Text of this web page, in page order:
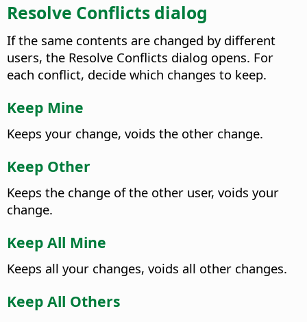
Resolve Conflicts dialog
If the same contents are changed by different
users, the Resolve Conflicts dialog opens. For
each conflict, decide which changes to keep.
Keep Mine
Keeps your change, voids the other change.
Keep Other
Keeps the change of the other user, voids your
change.
Keep All Mine
Keeps all your changes, voids all other changes.
Keep All Others